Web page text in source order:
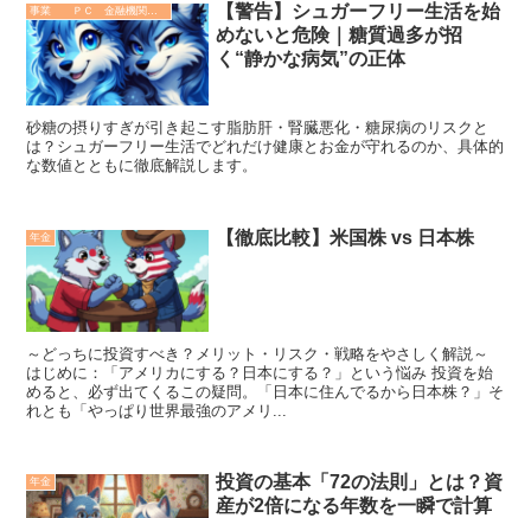
事業 ＰＣ 金融機関 その他
【警告】シュガーフリー生活を始
めないと危険｜糖質過多が招
く“静かな病気”の正体
砂糖の摂りすぎが引き起こす脂肪肝・腎臓悪化・糖尿病のリスクと
は？シュガーフリー生活でどれだけ健康とお金が守れるのか、具体的
な数値とともに徹底解説します。
年金 【徹底比較】米国株 vs 日本株
～どっちに投資すべき？メリット・リスク・戦略をやさしく解説～
はじめに：「アメリカにする？日本にする？」という悩み 投資を始
めると、必ず出てくるこの疑問。「日本に住んでるから日本株？」そ
れとも「やっぱり世界最強のアメリ...
年金
投資の基本「72の法則」とは？資
産が2倍になる年数を一瞬で計算